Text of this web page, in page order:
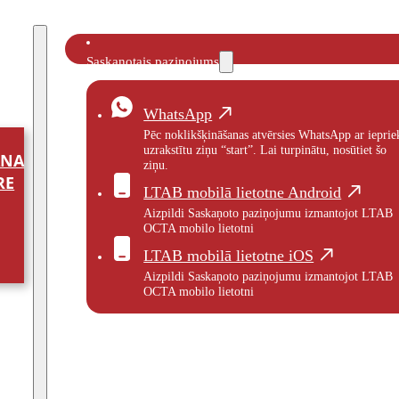
Saskaņotais paziņojums
WhatsApp
Pēc noklikšķināšanas atvērsies WhatsApp ar
uzrakstītu ziņu “start”. Lai turpinātu, nosūtiet šo
ziņu.
LTAB mobilā lietotne Android
Aizpildi Saskaņoto paziņojumu izmantojot LTAB
OCTA mobilo lietotni
LTAB mobilā lietotne iOS
Aizpildi Saskaņoto paziņojumu izmantojot LTAB
OCTA mobilo lietotni